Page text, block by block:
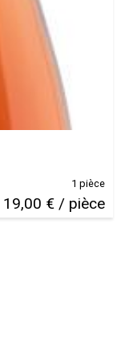
19,00 € / pièce
1 pièce